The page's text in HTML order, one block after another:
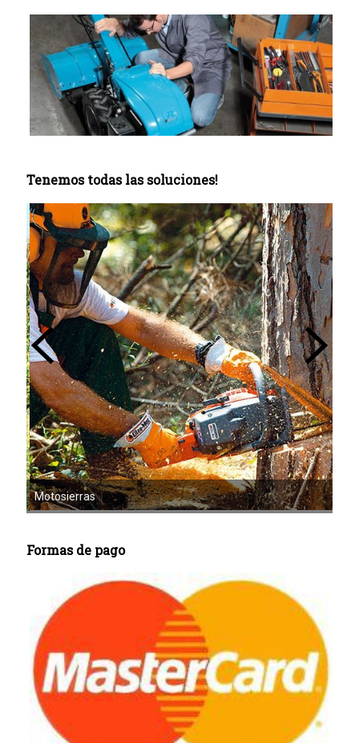
Tenemos todas las soluciones!
Motoazadas
Formas de pago